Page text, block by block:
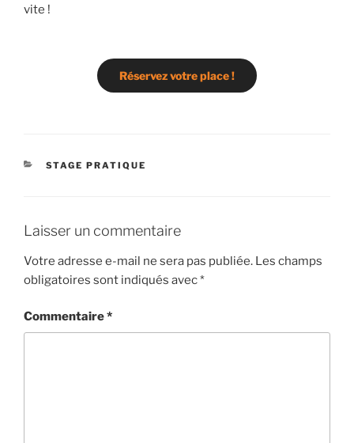
vite !
Réservez votre place !
CATÉGORIES
STAGE PRATIQUE
Laisser un commentaire
Votre adresse e-mail ne sera pas publiée. Les champs
obligatoires sont indiqués avec*
Commentaire*